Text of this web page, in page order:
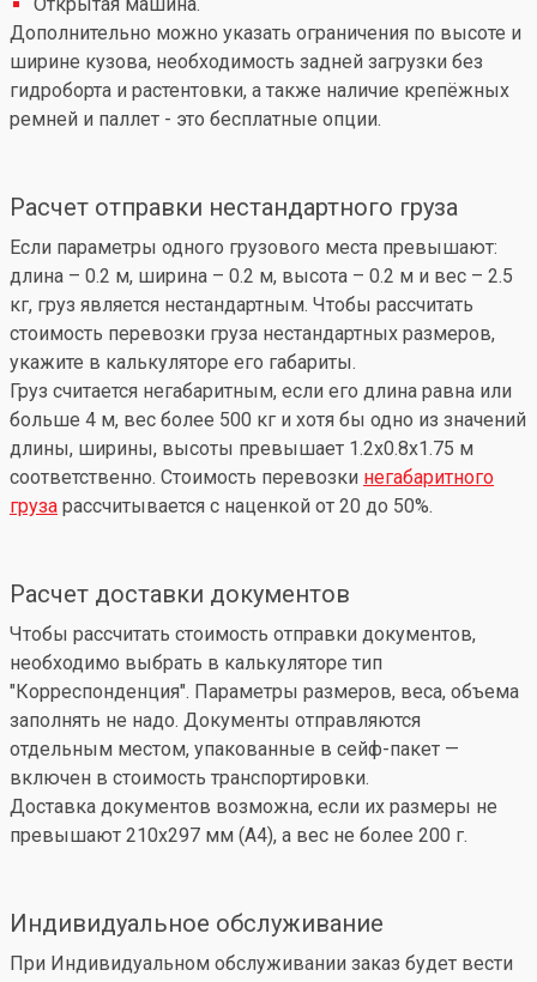
Дополнительно можно указать ограничения по высоте и
ширине кузова, необходимость задней загрузки без
гидроборта и растентовки, а также наличие крепёжных
ремней и паллет - это бесплатные опции.
Расчет отправки нестандартного груза
Если параметры одного грузового места превышают:
длина – 0.2 м, ширина – 0.2 м, высота – 0.2 м и вес – 2.5
кг, груз является нестандартным. Чтобы рассчитать
стоимость перевозки груза нестандартных размеров,
укажите в калькуляторе его габариты.
Груз считается негабаритным, если его длина равна или
больше 4 м, вес более 500 кг и хотя бы одно из значений
длины, ширины, высоты превышает 1.2x0.8x1.75 м
соответственно. Стоимость перевозки негабаритного
груза рассчитывается с наценкой от 20 до 50%.
Расчет доставки документов
Чтобы рассчитать стоимость отправки документов,
необходимо выбрать в калькуляторе тип
"Корреспонденция". Параметры размеров, веса, объема
заполнять не надо. Документы отправляются
отдельным местом, упакованные в сейф-пакет —
включен в стоимость транспортировки.
Доставка документов возможна, если их размеры не
превышают 210x297 мм (А4), а вес не более 200 г.
Индивидуальное обслуживание
При Индивидуальном обслуживании заказ будет вести